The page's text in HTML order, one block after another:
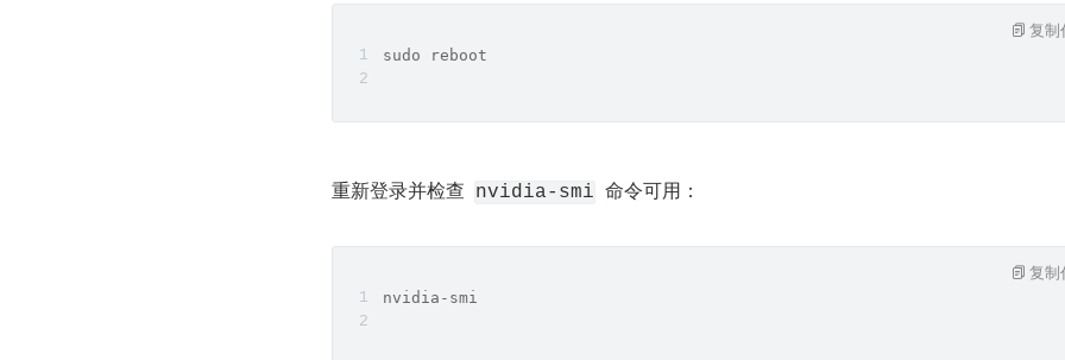
sudo reboot
复制
重新登录并检查 nvidia-smi
  命令可用：
nvidia-smi
复制